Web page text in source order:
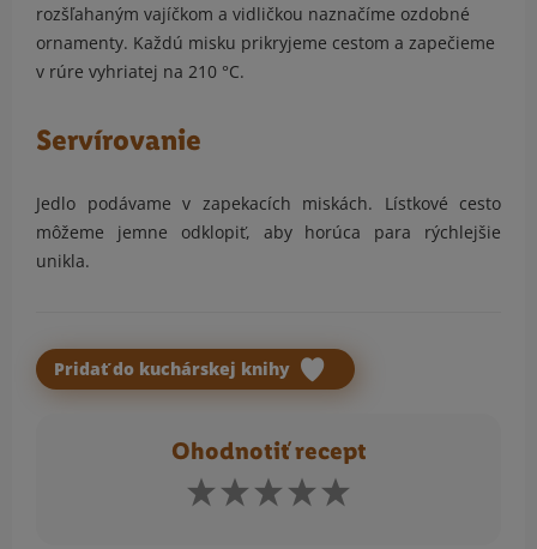
rozšľahaným vajíčkom a vidličkou naznačíme ozdobné
ornamenty. Každú misku prikryjeme cestom a zapečieme
v rúre vyhriatej na 210 °C.
Servírovanie
Jedlo podávame v zapekacích miskách. Lístkové cesto
môžeme jemne odklopiť, aby horúca para rýchlejšie
unikla.
Pridať do kuchárskej knihy
Ohodnotiť recept